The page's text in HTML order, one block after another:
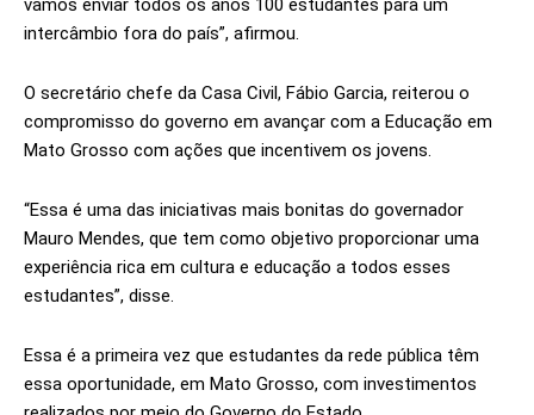
vamos enviar todos os anos 100 estudantes para um
intercâmbio fora do país”, afirmou.
O secretário chefe da Casa Civil, Fábio Garcia, reiterou o
compromisso do governo em avançar com a Educação em
Mato Grosso com ações que incentivem os jovens.
“Essa é uma das iniciativas mais bonitas do governador
Mauro Mendes, que tem como objetivo proporcionar uma
experiência rica em cultura e educação a todos esses
estudantes”, disse.
Essa é a primeira vez que estudantes da rede pública têm
essa oportunidade, em Mato Grosso, com investimentos